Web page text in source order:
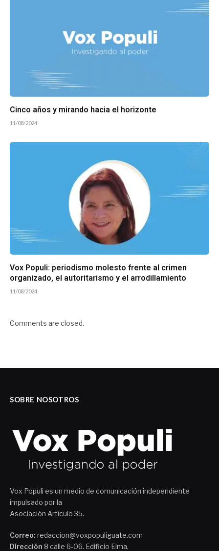
Cinco años y mirando hacia el horizonte
11/08/2024
Vox Populi: periodismo molesto frente al crimen
organizado, el autoritarismo y el arrodillamiento
11/08/2024
Comments are closed.
SOBRE NOSOTROS
Vox Populi es un medio de comunicación independiente
impulsado por la
Asociación Artículo 35.
Correo: redaccion@voxpopuliguate.com
Dirección 8 calle 6-06. Edificio Elma,